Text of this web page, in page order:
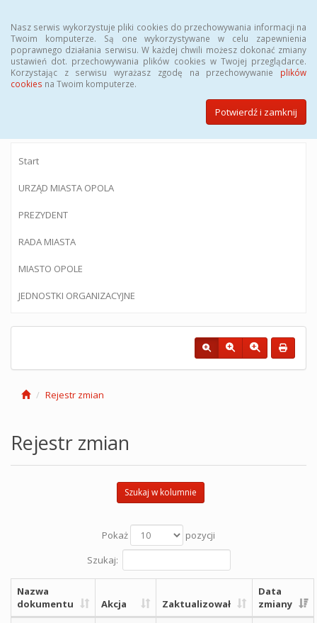
Nasz serwis wykorzystuje pliki cookies do przechowywania informacji na
Twoim komputerze. Są one wykorzystywane w celu zapewnienia
poprawnego działania serwisu. W każdej chwili możesz dokonać zmiany
ustawień dot. przechowywania plików cookies w Twojej przeglądarce.
Korzystając z serwisu wyrażasz zgodę na przechowywanie plików
cookies na Twoim komputerze.
Potwierdź i zamknij
BIULETYN INFORMACJI PUBLICZNEJ
Urzędu Miasta Opola
Start
URZĄD MIASTA OPOLA
PREZYDENT
RADA MIASTA
MIASTO OPOLE
JEDNOSTKI ORGANIZACYJNE
Rejestr zmian
Rejestr zmian
Szukaj w kolumnie
Pokaż
pozycji
Szukaj:
Nazwa
dokumentu
Akcja Zaktualizował
Data
zmiany